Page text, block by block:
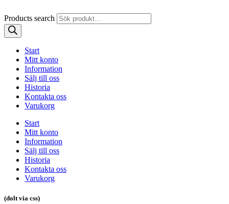
Products search
Start
Mitt konto
Information
Sälj till oss
Historia
Kontakta oss
Varukorg
Start
Mitt konto
Information
Sälj till oss
Historia
Kontakta oss
Varukorg
(dolt via css)